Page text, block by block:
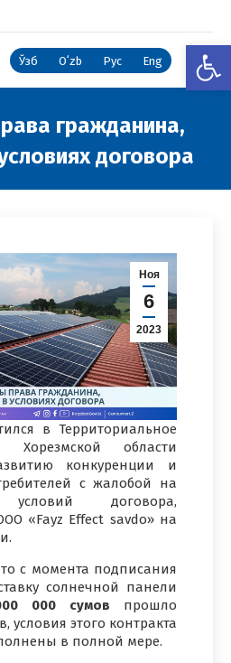
Ўзб Oʻzb Рус Eng
гражданина,
договора
Ноя
6
2023
в Территориальное
Хорезмской области
конкуренции и
с жалобой на
условий договора,
«Fayz Effect savdo» на
с момента подписания
солнечной панели
000 сумов прошло
условия этого контракта
в полной мере.